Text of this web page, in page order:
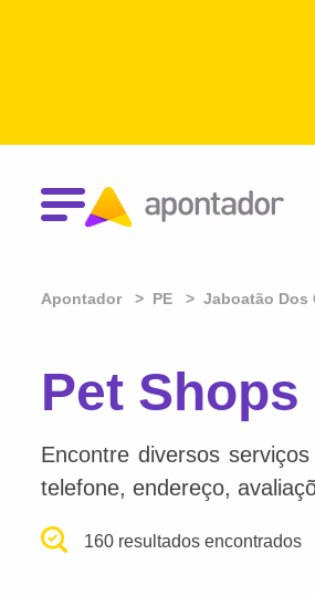
Apontador PE Jaboatão Dos
Pet
Encontre diversos
telefone, endereço,
160 resultados encontrados